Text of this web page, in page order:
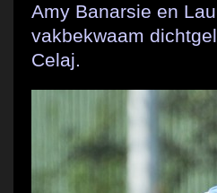
Amy Banarsie en
vakbekwaam
Celaj.